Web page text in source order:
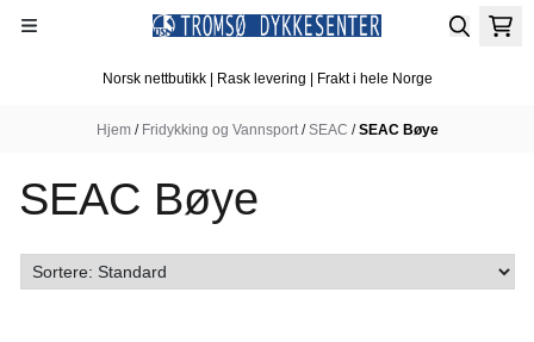
Hopp til innhold
Norsk nettbutikk | Rask levering | Frakt i hele Norge
Hjem / Fridykking og Vannsport /SEAC /SEAC Bøye
SEAC Bøye